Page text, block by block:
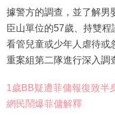
據警方的調查，並了解男
臣山單位的57歲、持雙
看管兒童或少年人虐待或
重案組第二隊進行深入調
1歲BB疑遭菲傭報復致半
網民鬧爆菲傭解釋